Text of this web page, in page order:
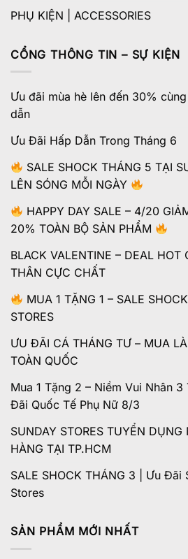
PHỤ KIỆN | ACCESSORIES
CỔNG THÔNG TIN – SỰ KIỆN
Ưu đãi mùa hè lên đến 30%
dẫn
Ưu Đãi Hấp Dẫn Trong Tháng 6
SALE SHOCK THÁNG 5 TẠI
LÊN SÓNG MỖI NGÀY
HAPPY DAY SALE – 4/20
20% TOÀN BỘ SẢN PHẨM
BLACK VALENTINE – DEAL HOT
THÂN CỰC CHẤT
MUA 1 TẶNG 1 – SALE
STORES
ƯU ĐÃI CÁ THÁNG TƯ – MUA
TOÀN QUỐC
Mua 1 Tặng 2 – Niềm Vui Nhân
Đãi Quốc Tế Phụ Nữ 8/3
SUNDAY STORES TUYỂN
HÀNG TẠI TP.HCM
SALE SHOCK THÁNG 3 | Ưu Đãi
Stores
SẢN PHẨM MỚI NHẤT